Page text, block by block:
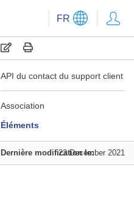
FR
API du contact du support client
Association
Éléments
Dernière modification le:
22 December 2021